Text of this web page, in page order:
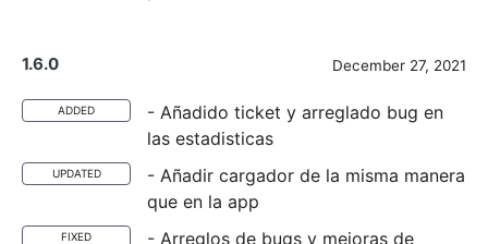
1.6.0 December 27, 2021
ADDED
- Añadido ticket y arreglado bug en
las estadisticas
UPDATED
- Añadir cargador de la misma manera
que en la app
FIXED - Arreglos de bugs y mejoras de